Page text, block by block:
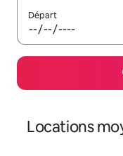
Départ
Locations